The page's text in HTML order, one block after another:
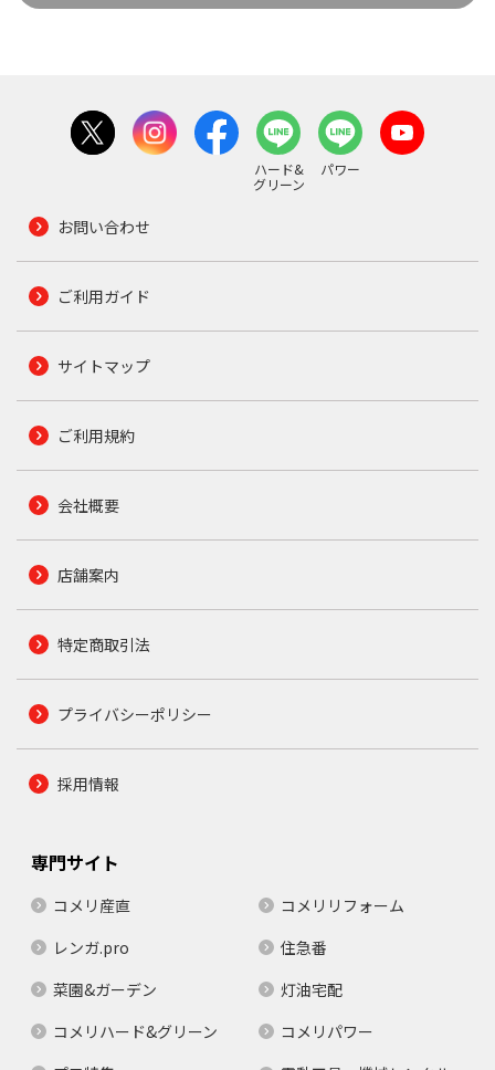
ハード&
グリーン
パワー
お問い合わせ
ご利用ガイド
サイトマップ
ご利用規約
会社概要
店舗案内
特定商取引法
プライバシーポリシー
採用情報
専門サイト
コメリ産直
コメリリフォーム
レンガ.pro
住急番
菜園&ガーデン
灯油宅配
コメリハード&グリーン
コメリパワー